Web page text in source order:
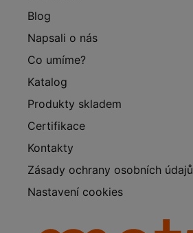
Blog
Napsali o nás
Co umíme?
Katalog
Produkty skladem
Certifikace
Kontakty
Zásady ochrany osobních údajů
Nastavení cookies